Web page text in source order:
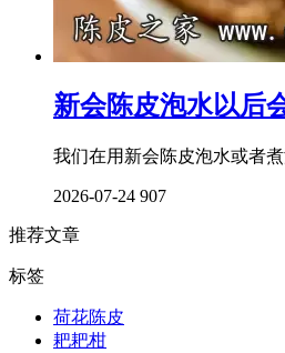
新会陈皮泡水以后
我们在用新会陈皮泡水或者
2026-07-24 907
推荐文章
标签
荷花陈皮
耙耙柑